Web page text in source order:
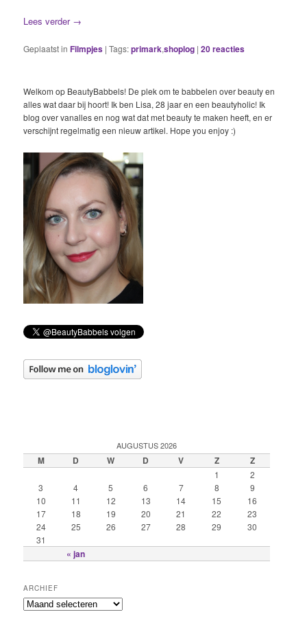
Lees verder →
Geplaatst in Filmpjes |Tags:primark,shoplog |20reacties
Welkom op BeautyBabbels! De plek om te babbelen over beauty en
alles wat daar bij hoort! Ik ben Lisa, 28 jaar en een beautyholic! Ik
blog over vanalles en nog wat dat met beauty te maken heeft, en er
verschijnt regelmatig een nieuw artikel. Hope you enjoy :)
AUGUSTUS 2026
M D W D V Z Z
« jan
1
2
3
4 5 6 7 8
9
10
11 12 13 14 15
16
17
18 19 20 21 22
23
24
25 26 27 28 29
30
31
ARCHIEF